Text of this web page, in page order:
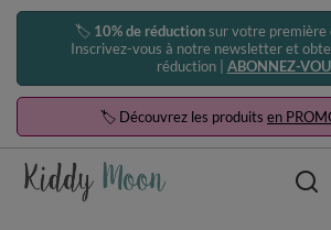
🏷️ 10% de réductionsur votre
Inscrivez-vous à notre newsletter et
réduction | ABONNEZ-
🏷️ Découvrez les produits en